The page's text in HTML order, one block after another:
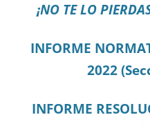
¡NO TE LO
INFORME
2022
INFORME